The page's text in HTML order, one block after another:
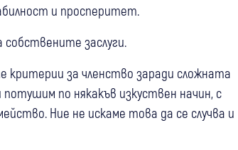
и просперитет.
заслуги.
критерии за членство заради сложната
по някакъв изкуствен начин, с
Ние не искаме това да се случва и